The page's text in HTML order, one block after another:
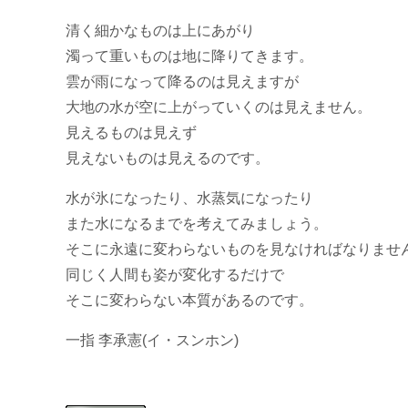
清く細かなものは上にあがり
濁って重いものは地に降りてきます。
雲が雨になって降るのは見えますが
大地の水が空に上がっていくのは見えません。
見えるものは見えず
見えないものは見えるのです。
水が氷になったり、水蒸気になったり
また水になるまでを考えてみましょう。
そこに永遠に変わらないものを見なければなりませ
同じく人間も姿が変化するだけで
そこに変わらない本質があるのです。
一指 李承憲(イ・スンホン)